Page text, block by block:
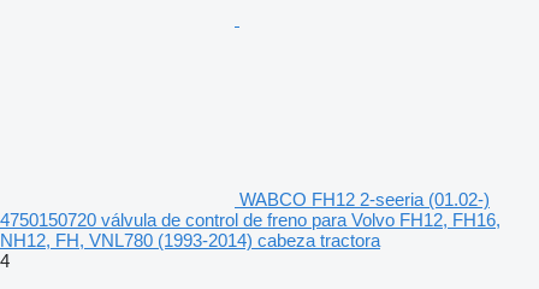
WABCO FH12 2-seeria (01.02-)
4750150720 válvula de control de freno para Volvo FH12, FH16,
NH12, FH, VNL780 (1993-2014) cabeza tractora
4